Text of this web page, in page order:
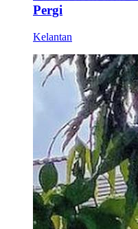
Pergi
Kelantan